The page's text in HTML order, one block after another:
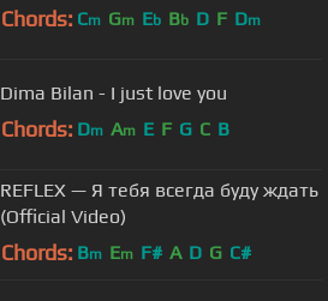
Chords: Cm Gm Eb Bb D F Dm
Dima Bilan - I just love you
Chords: Dm Am E F G C B
REFLEX — Я тебя всегда буду ждать
(Official Video)
Chords: Bm Em F# A D G C#